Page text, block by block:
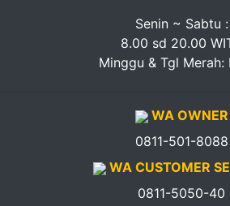
Senin ~ Sabtu :
8.00 sd 20.00
Minggu & Tgl Merah:
WA OWNER
0811-501-8088
WA CUSTOMER
0811-5050-40